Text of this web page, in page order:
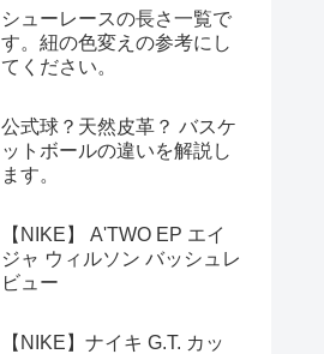
シューレースの長さ一覧で
す。紐の色変えの参考にし
てください。
公式球？天然皮革？ バスケ
ットボールの違いを解説し
ます。
【NIKE】 A'TWO EP エイ
ジャ ウィルソン バッシュレ
ビュー
【NIKE】ナイキ G.T. カッ